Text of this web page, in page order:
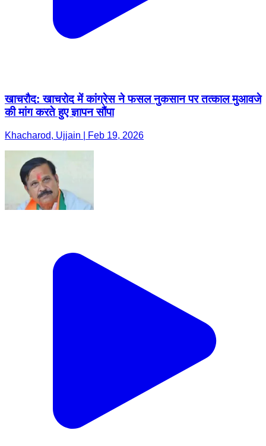
खाचरौद: खाचरोद में कांग्रेस ने फसल नुकसान पर तत्काल मुआवजे
की मांग करते हुए ज्ञापन सौंपा
Khacharod, Ujjain | Feb 19, 2026